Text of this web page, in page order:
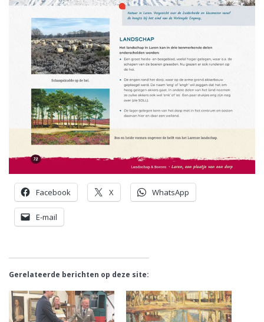
Facebook X WhatsApp
E-mail
Gerelateerde berichten op deze site: